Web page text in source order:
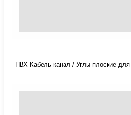
ПВХ Кабель канал / Углы плоские для